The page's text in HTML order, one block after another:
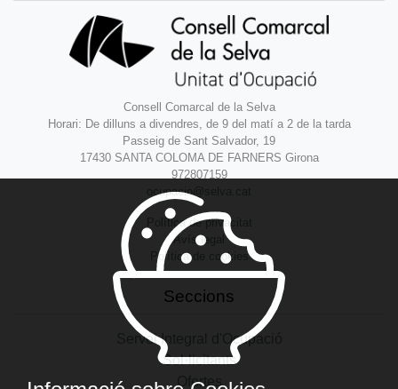
Consell Comarcal de la Selva
Horari: De dilluns a divendres, de 9 del matí a 2 de la tarda
Passeig de Sant Salvador, 19
17430 SANTA COLOMA DE FARNERS Girona
972807159
ocupacio@selva.cat
Política de privacitat
Avís legal
Política de cookies
Seccions
Servei Integral d'Ocupació
Sol·licitants
Ofertes